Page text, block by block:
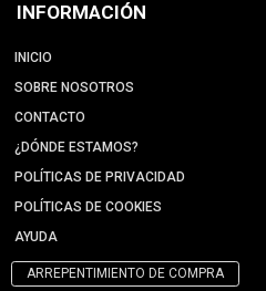
INFORMACIÓN
INICIO
SOBRE NOSOTROS
CONTACTO
¿DÓNDE ESTAMOS?
POLÍTICAS DE PRIVACIDAD
POLÍTICAS DE COOKIES
AYUDA
ARREPENTIMIENTO DE COMPRA